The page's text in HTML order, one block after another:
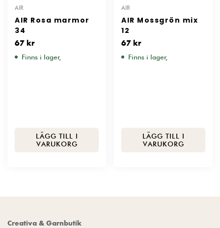
AIR
AIR Rosa marmor
34
67 kr
Finns i lager,
LÄGG TILL I
VARUKORG
AIR
AIR Mossgrön mix
12
67 kr
Finns i lager,
LÄGG TILL I
VARUKORG
Creativa & Garnbutik